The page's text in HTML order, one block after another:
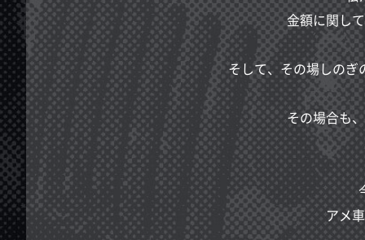
金額に関し
そして、その場しのぎ
その場合も
アメ